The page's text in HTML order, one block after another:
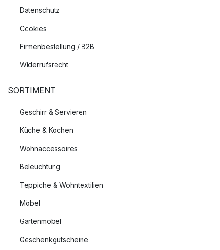
Datenschutz
Cookies
Firmenbestellung / B2B
Widerrufsrecht
SORTIMENT
Geschirr & Servieren
Küche & Kochen
Wohnaccessoires
Beleuchtung
Teppiche & Wohntextilien
Möbel
Gartenmöbel
Geschenkgutscheine